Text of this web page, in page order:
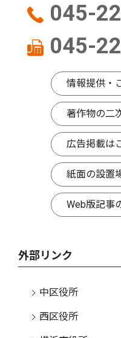
045-
045-
情報提供・
著作物の二
広告掲載は
紙面の設置
Web版記事
外部リンク
中区役所
西区役所